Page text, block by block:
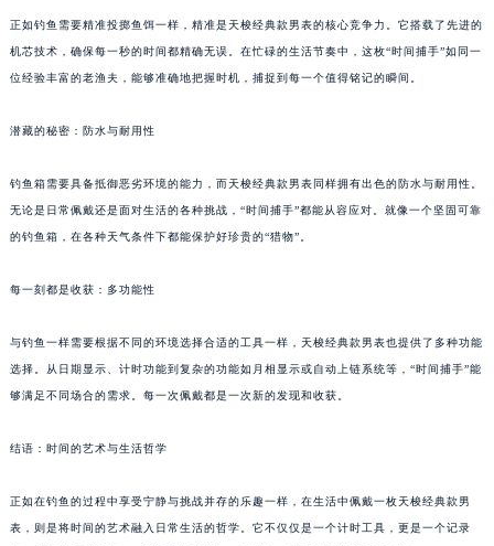
正如钓鱼需要精准投掷鱼饵一样，精准是天梭经典款男表的核心竞争力。它搭载了先进的
机芯技术，确保每一秒的时间都精确无误。在忙碌的生活节奏中，这枚“时间捕手”如同一
位经验丰富的老渔夫，能够准确地把握时机，捕捉到每一个值得铭记的瞬间。
潜藏的秘密：防水与耐用性
钓鱼箱需要具备抵御恶劣环境的能力，而天梭经典款男表同样拥有出色的防水与耐用性。
无论是日常佩戴还是面对生活的各种挑战，“时间捕手”都能从容应对。就像一个坚固可靠
的钓鱼箱，在各种天气条件下都能保护好珍贵的“猎物”。
每一刻都是收获：多功能性
与钓鱼一样需要根据不同的环境选择合适的工具一样，天梭经典款男表也提供了多种功能
选择。从日期显示、计时功能到复杂的功能如月相显示或自动上链系统等，“时间捕手”能
够满足不同场合的需求。每一次佩戴都是一次新的发现和收获。
结语：时间的艺术与生活哲学
正如在钓鱼的过程中享受宁静与挑战并存的乐趣一样，在生活中佩戴一枚天梭经典款男
表，则是将时间的艺术融入日常生活的哲学。它不仅仅是一个计时工具，更是一个记录